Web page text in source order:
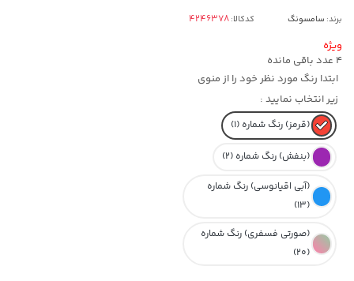
برند: سامسونگ کدکالا:
ویژه
4 عدد باقی مانده
ابتدا رنگ مورد نظر خود را از منوی
زیر انتخاب نمایید :
(قرمز) رنگ شماره (1)
(بنفش) رنگ شماره (2)
(آبی اقیانوسی) رنگ شماره
(13)
(صورتی فسفری) رنگ شماره
(20)